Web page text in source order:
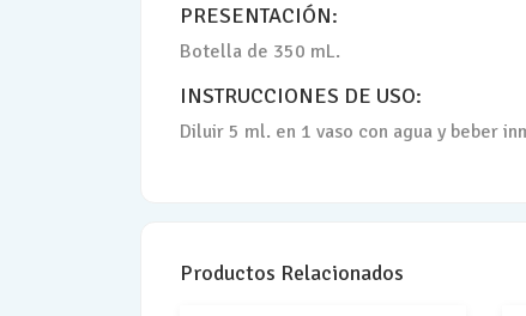
PRESENTACIÓN:
Botella de 350 mL.
INSTRUCCIONES DE USO:
Diluir 5 ml. en 1 vaso con agua y beber
Productos Relacionados